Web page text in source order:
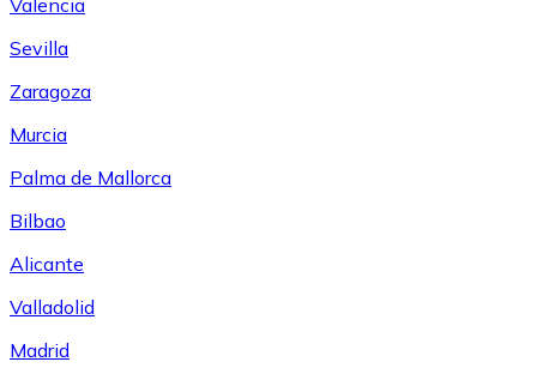
Valencia
Sevilla
Zaragoza
Murcia
Palma de Mallorca
Bilbao
Alicante
Valladolid
Madrid